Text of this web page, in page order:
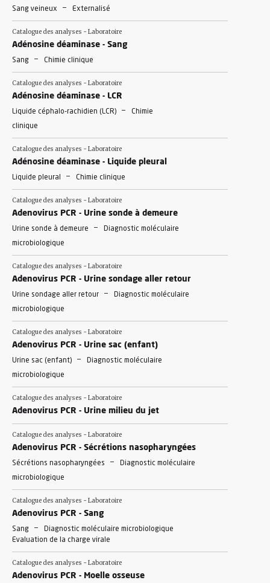
Sang veineux - Externalisé
Catalogue des analyses - Laboratoire
Adénosine déaminase - Sang
Sang - Chimie clinique
Catalogue des analyses - Laboratoire
Adénosine déaminase - LCR
Liquide céphalo-rachidien (LCR) -
Chimie
clinique
Catalogue des analyses - Laboratoire
Adénosine déaminase - Liquide pleural
Liquide pleural - Chimie clinique
Catalogue des analyses - Laboratoire
Adenovirus PCR - Urine sonde à demeure
Urine sonde à demeure -
Diagnostic moléculaire
microbiologique
Catalogue des analyses - Laboratoire
Adenovirus PCR - Urine sondage aller retour
Urine sondage aller retour -
Diagnostic moléculaire
microbiologique
Catalogue des analyses - Laboratoire
Adenovirus PCR - Urine sac (enfant)
Urine sac (enfant) -
Diagnostic moléculaire
microbiologique
Catalogue des analyses - Laboratoire
Adenovirus PCR - Urine milieu du jet
Catalogue des analyses - Laboratoire
Adenovirus PCR - Sécrétions nasopharyngées
Sécrétions nasopharyngées -
Diagnostic moléculaire
microbiologique
Catalogue des analyses - Laboratoire
Adenovirus PCR - Sang
Sang -
Diagnostic moléculaire microbiologique
Evaluation de la charge virale
Catalogue des analyses - Laboratoire
Adenovirus PCR - Moelle osseuse